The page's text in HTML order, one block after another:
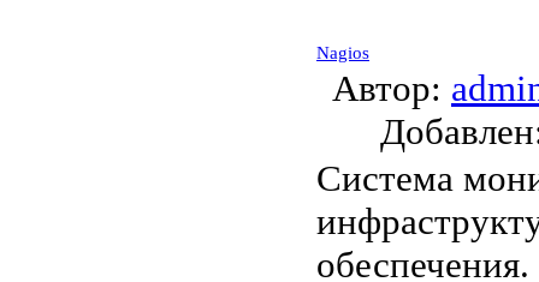
Nagios
Автор:
Система